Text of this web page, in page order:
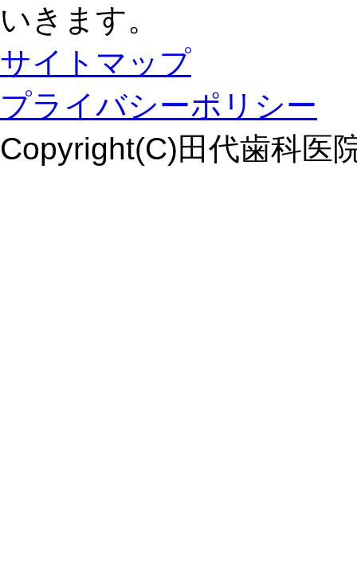
いきます。
サイトマップ
プライバシーポリシー
Copyright(C)田代歯科医